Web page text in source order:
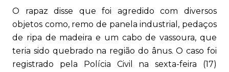
O rapaz disse que foi agredido com diversos
objetos como, remo de panela industrial, pedaços
de ripa de madeira e um cabo de vassoura, que
teria sido quebrado na região do ânus. O caso foi
registrado pela Polícia Civil na sexta-feira (17)